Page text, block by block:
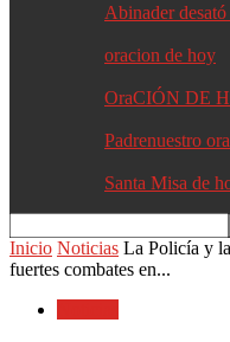
Abinader
oracion de hoy
OraCIÓN DE
Padrenuestro
Santa Misa de
Inicio Noticias La Policía y
fuertes combates en...